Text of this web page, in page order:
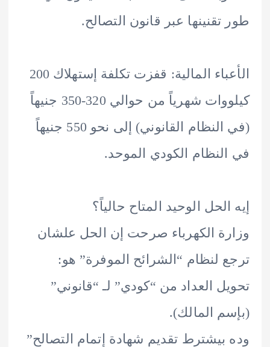
عبر قانون التصالح.
الأعباء المالية: قفزت تكلفة إستهلاك 200
كيلووات شهرياً من حوالي 320-350 جنيهاً
(في النظام القانوني) إلى نحو 550 جنيهاً
الكودي الموحد.
الوحيد المتاح حالياً؟
الكهرباء صرحت إن الحل علشان
لنظام “الشرائح الموفرة” هو:
العداد من “كودي” لـ “قانوني”
المالك).
تقديم شهادة إتمام التصالح”